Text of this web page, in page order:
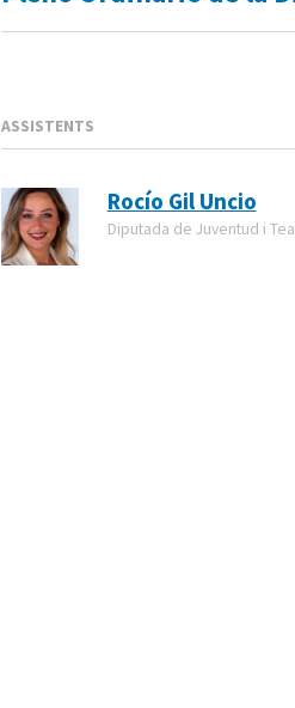
ASSISTENTS
Rocío Gil Uncio
Diputada de Juventud i